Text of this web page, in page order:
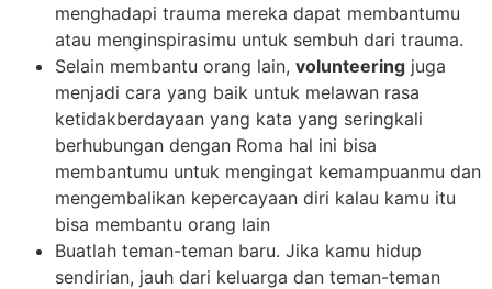
menghadapi trauma mereka dapat membantumu
atau menginspirasimu untuk sembuh dari trauma.
Selain membantu orang lain, volunteering juga
menjadi cara yang baik untuk melawan rasa
ketidakberdayaan yang kata yang seringkali
berhubungan dengan Roma hal ini bisa
membantumu untuk mengingat kemampuanmu dan
mengembalikan kepercayaan diri kalau kamu itu
bisa membantu orang lain
Buatlah teman-teman baru. Jika kamu hidup
sendirian, jauh dari keluarga dan teman-teman